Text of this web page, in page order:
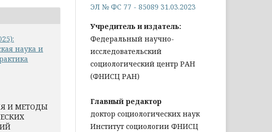
наука и
И МЕТОДЫ
ЭЛ № ФС 77 - 85089 31.03.2023
Учредитель и издатель:
Федеральный научно-
исследовательский
социологический центр РАН
(ФНИСЦ РАН)
Главный редактор
доктор социологических наук
Институт социологии ФНИСЦ